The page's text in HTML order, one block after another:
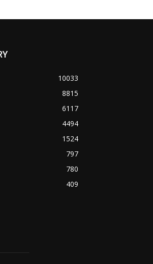
10033
8815
6117
4494
1524
797
780
409